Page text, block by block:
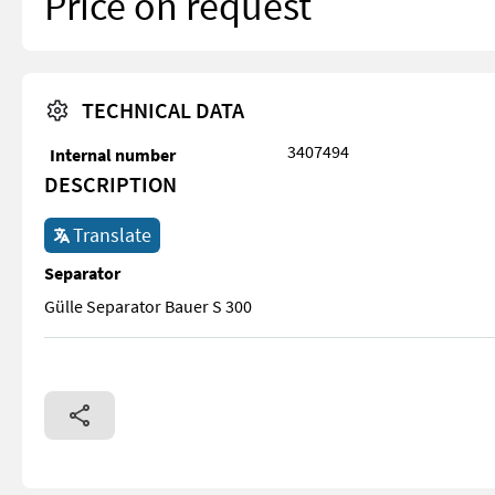
TECHNICAL DATA
Internal number 3407494
DESCRIPTION
Translate
Separator
Gülle Separator Bauer S 300
Gülle Separator Bauer S 300